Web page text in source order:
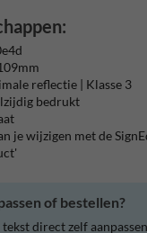
reflectie | Klasse 3
bedrukt
je wijzigen met de
of bestellen?
direct zelf